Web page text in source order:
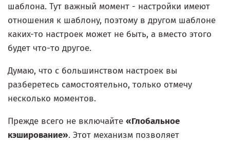
шаблона. Тут важный момент - настройки имеют
отношения к шаблону, поэтому в другом шаблоне
каких-то настроек может не быть, а вместо этого
будет что-то другое.
Думаю, что с большинством настроек вы
разберетесь самостоятельно, только отмечу
несколько моментов.
Прежде всего не включайте «Глобальное
кэширование». Этот механизм позволяет